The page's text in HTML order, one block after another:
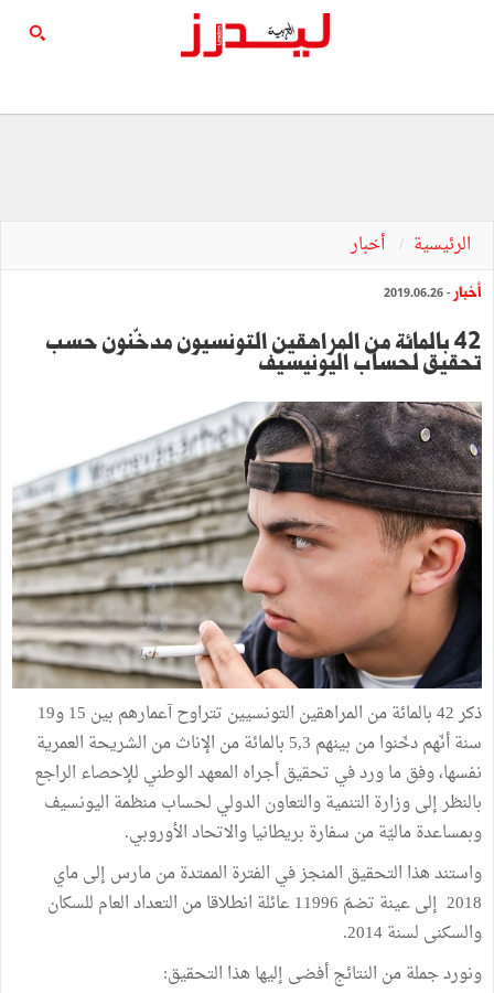
الرئيسية أخبار
أخبار - 2019.06.26
42 بالمائة من المراهقين التونسيون مدخّنون حسب
تحقيق لحساب اليونيسيف
ذكر 42 بالمائة من المراهقين التونسيين تتراوح آعمارهم بين 15 و19
سنة أنّهم دخّنوا من بينهم 5,3 بالمائة من الإناث من الشريحة العمرية
نفسها، وفق ما ورد في تحقيق أجراه المعهد الوطني للإحصاء الراجع
بالنظر إلى وزارة التنمية والتعاون الدولي لحساب منظمة اليونسيف
وبمساعدة ماليّة من سفارة بريطانيا والاتحاد الأوروبي.
واستند هذا التحقيق المنجز في الفترة الممتدة من مارس إلى ماي
2018 إلى عينة تضمّ 11996 عائلة انطلاقا من التعداد العام للسكان
والسكنى لسنة 2014.
ونورد جملة من النتائج أفضى إليها هذا التحقيق: